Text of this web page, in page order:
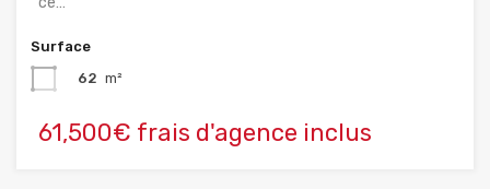
Surface
62 m²
61,500€ frais d'agence inclus